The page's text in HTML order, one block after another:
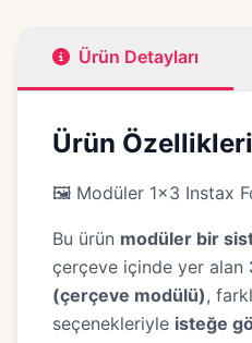
Ürün Detayları
Ürün Özellikleri
🖼️ Modüler 1×3 Instax
Bu ürün modüler bir
çerçeve içinde yer alan
(çerçeve modülü),
seçenekleriyle isteğe